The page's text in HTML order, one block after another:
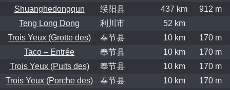
Shuanghedongqun
绥阳县 437 km
912 m
Teng Long Dong
利川市
52 km
Trois Yeux (Grotte des)
奉节县 10 km
170 m
Taco – Entrée
奉节县 10 km
170 m
Trois Yeux (Puits des)
奉节县 10 km
170 m
Trois Yeux (Porche des)
奉节县 10 km
170 m